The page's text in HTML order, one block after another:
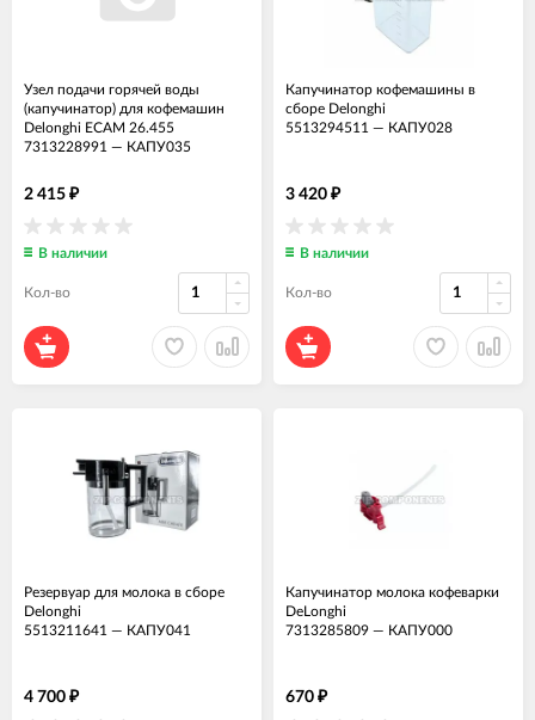
Узел подачи горячей воды
(капучинатор) для кофемашин
Delonghi ECAM 26.455
7313228991 — КАПУ035
2 415 ₽
В наличии
Кол-во
Капучинатор кофемашины в
сборе Delonghi
5513294511 — КАПУ028
3 420 ₽
В наличии
Кол-во
Резервуар для молока в сборе
Delonghi
5513211641 — КАПУ041
4 700 ₽
Капучинатор молока кофеварки
DeLonghi
7313285809 — КАПУ000
670 ₽